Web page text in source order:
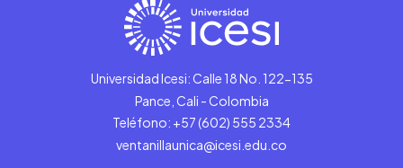
Universidad Icesi: Calle 18 No. 122-135
Pance, Cali - Colombia
Teléfono: +57 (602) 555 2334
ventanillaunica@icesi.edu.co